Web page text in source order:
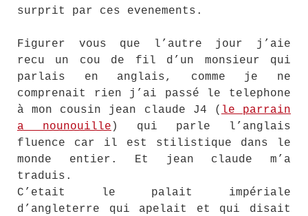
surprit par ces evenements.
Figurer vous que l’autre jour j’aie
recu un cou de fil d’un monsieur qui
parlais en anglais, comme je ne
comprenait rien j’ai passé le telephone
à mon cousin jean claude J4 ( le parrain
a nounouille ) qui parle l’anglais
fluence car il est stilistique dans le
monde entier. Et jean claude m’a
traduis.
C’etait le palait impériale
d’angleterre qui apelait et qui disait